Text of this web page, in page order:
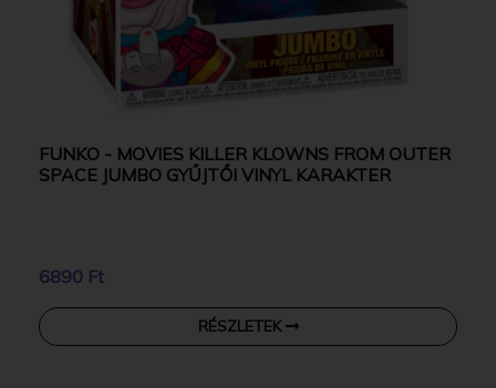
FUNKO - MOVIES KILLER KLOWNS FROM OUTER
SPACE JUMBO GYŰJTŐI VINYL KARAKTER
6890 Ft
RÉSZLETEK